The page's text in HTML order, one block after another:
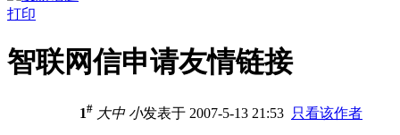
打印
智联网信申请友情链接
1# 大中 小发表于 2007-5-13 21:53 只看该作者